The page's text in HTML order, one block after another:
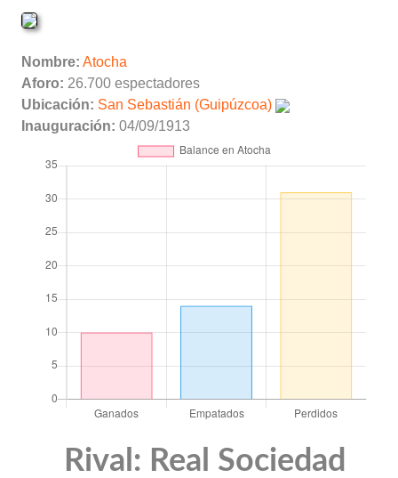
Nombre: Atocha
Aforo: 26.700 espectadores
Ubicación: San Sebastián (Guipúzcoa)
Inauguración: 04/09/1913
Rival: Real Sociedad